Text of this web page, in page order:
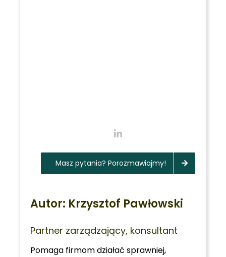
Masz pytania? Porozmawiajmy!
Autor: Krzysztof Pawłowski
Partner zarządzający, konsultant
Pomaga firmom działać sprawniej,